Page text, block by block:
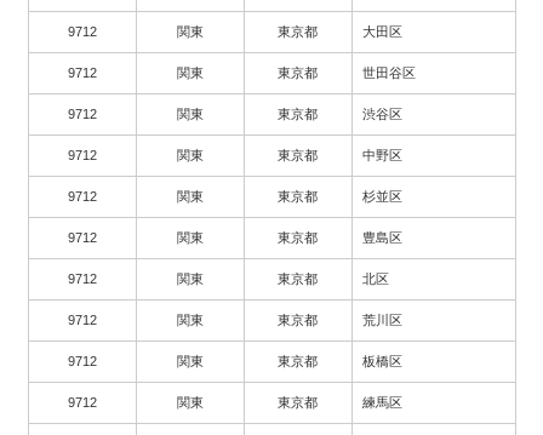
9712 関東 東京都 大田区
9712 関東 東京都 世田谷区
9712 関東 東京都 渋谷区
9712 関東 東京都 中野区
9712 関東 東京都 杉並区
9712 関東 東京都 豊島区
9712 関東 東京都 北区
9712 関東 東京都 荒川区
9712 関東 東京都 板橋区
9712 関東 東京都 練馬区